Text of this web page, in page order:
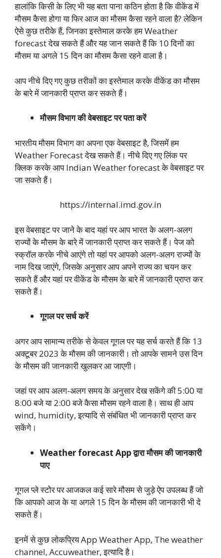
हालांकि किसी के लिए भी यह बता पाना कठिन होता है कि वीकेंड में
मौसम कैसा होगा या फिर आज का मौसम कैसा रहने वाला है? लेकिन
ऐसे कुछ तरीके हैं, जिनका इस्तेमाल करके हम Weather
forecast देख सकते हैं और यह जान सकते हैं कि 10 दिनों का
मौसम या अगले 15 दिन का मौसम कैसा रहने वाला है।
आप नीचे दिए गए कुछ तरीकों का इस्तेमाल करके वीकेंड का मौसम
के बारे में जानकारी प्राप्त कर सकते हैं।
मौसम विभाग की वेबसाइट पर पता करें
भारतीय मौसम विभाग का अपना एक वेबसाइट है, जिसमें हम
Weather Forecast देख सकते हैं। नीचे दिए गए लिंक पर
क्लिक करके आप Indian Weather forecast के वेबसाइट पर
जा सकते हैं।
https://internal.imd.gov.in
इस वेबसाइट पर जाने के बाद यहां पर आप भारत के अलग-अलग
राज्यों के मौसम के बारे में जानकारी प्राप्त कर सकते हैं। पेज को
स्क्रॉल करके नीचे आएंगे तो यहां पर आपको अलग-अलग राज्यों के
नाम दिख जाएंगे, जिसके अनुसार आप अपने राज्य का चयन कर
सकते हैं और यहां पर वीकेंड के मौसम के बारे में जानकारी प्राप्त कर
सकते हैं।
गूगलपरसर्चकरें
अगर आप सामान्य तरीके से केवल गूगल पर यह सर्च करते हैं कि 13
अक्टूबर 2023 के मौसम की जानकारी। तो आपके सामने उस दिन
के मौसम की जानकारी खुलकर आ जाएगी।
जहां पर आप अलग-अलग समय के अनुसार देख सकेंगे की 5:00 या
8:00 बजे या 2:00 बजे कैसा मौसम रहने वाला है। साथ ही आप
wind, humidity, इत्यादि से संबंधित भी जानकारी प्राप्त कर
सकेंगे।
Weather forecast Appद्वारामौसमकीजानकारी
पाए
गूगल प्ले स्टोर पर आजकल कई सारे मौसम से जुड़े ऐप उपलब्ध हैं जो
कि आपको आज के या अगले 15 दिन के मौसम की जानकारी भी दे
सकते हैं।
इनमें से कुछ लोकप्रिय App Weather App, The weather
channel, Accuweather, इत्यादि है।